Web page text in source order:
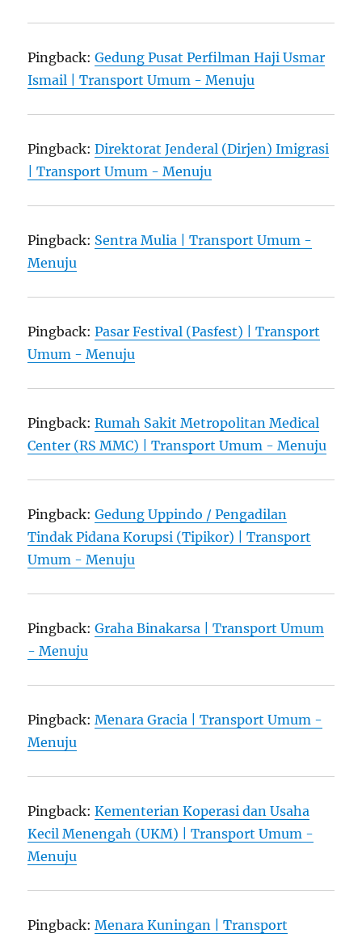
Pingback:Gedung Pusat Perfilman Haji Usmar
Ismail | Transport Umum - Menuju
Pingback:Direktorat Jenderal (Dirjen) Imigrasi
| Transport Umum - Menuju
Pingback: Sentra Mulia | Transport Umum -
Menuju
Pingback:Pasar Festival (Pasfest) | Transport
Umum - Menuju
Pingback:Rumah Sakit Metropolitan Medical
Center (RS MMC) | Transport Umum - Menuju
Pingback:Gedung Uppindo / Pengadilan
Tindak Pidana Korupsi (Tipikor) | Transport
Umum - Menuju
Pingback:Graha Binakarsa | Transport Umum
- Menuju
Pingback:Menara Gracia | Transport Umum -
Menuju
Pingback:Kementerian Koperasi dan Usaha
Kecil Menengah (UKM) | Transport Umum -
Menuju
Pingback:Menara Kuningan | Transport